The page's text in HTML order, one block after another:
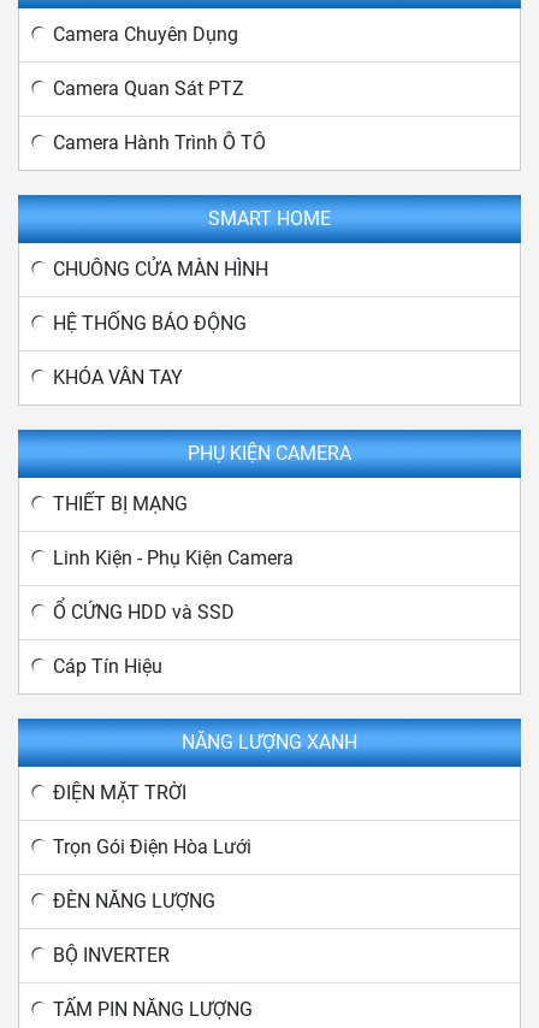
Camera Chuyên Dụng
Camera Quan Sát PTZ
Camera Hành Trình Ô TÔ
SMART HOME
CHUÔNG CỬA MÀN HÌNH
HỆ THỐNG BÁO ĐỘNG
KHÓA VÂN TAY
PHỤ KIỆN CAMERA
THIẾT BỊ MẠNG
Linh Kiện - Phụ Kiện Camera
Ổ CỨNG HDD và SSD
Cáp Tín Hiệu
NĂNG LƯỢNG XANH
ĐIỆN MẶT TRỜI
Trọn Gói Điện Hòa Lưới
ĐÈN NĂNG LƯỢNG
BỘ INVERTER
TẤM PIN NĂNG LƯỢNG